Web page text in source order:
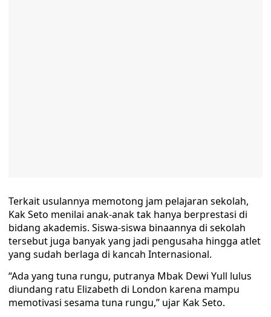
Terkait usulannya memotong jam pelajaran sekolah,
Kak Seto menilai anak-anak tak hanya berprestasi di
bidang akademis. Siswa-siswa binaannya di sekolah
tersebut juga banyak yang jadi pengusaha hingga atlet
yang sudah berlaga di kancah Internasional.
“Ada yang tuna rungu, putranya Mbak Dewi Yull lulus
diundang ratu Elizabeth di London karena mampu
memotivasi sesama tuna rungu,” ujar Kak Seto.